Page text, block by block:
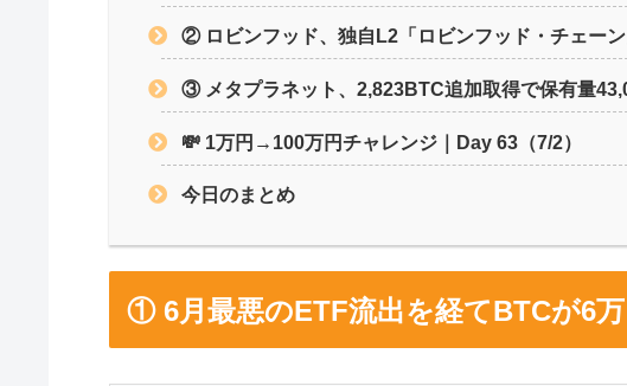
② ロビンフッド、独自L2「ロビンフッド・チェー
③ メタプラネット、2,823BTC追加取得で保有量
💸 1万円→100万円チャレンジ｜Day 63（7/2）
今日のまとめ
① 6月最悪のETF流出を経てBTCが6